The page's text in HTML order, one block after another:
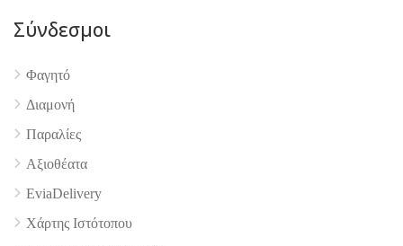
Σύνδεσμοι
Φαγητό
Διαμονή
Παραλίες
Αξιοθέατα
EviaDelivery
Χάρτης Ιστότοπου